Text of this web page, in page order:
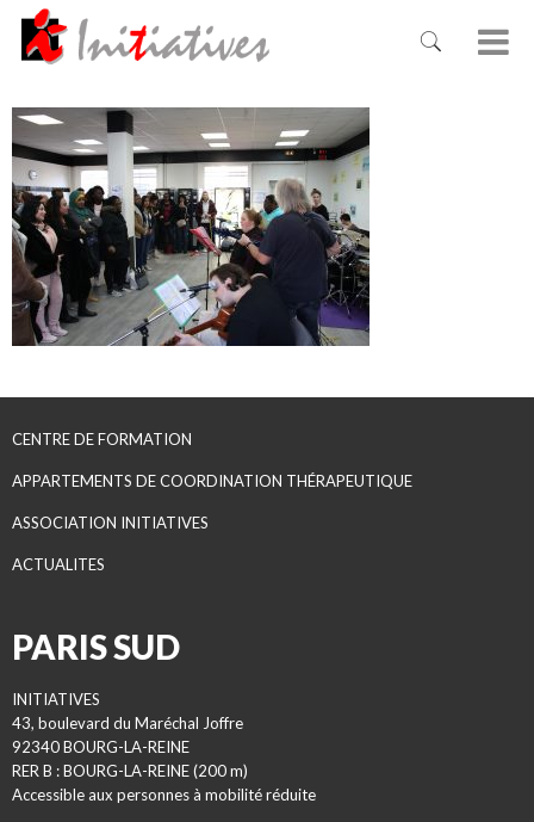
CENTRE DE FORMATION
APPARTEMENTS DE COORDINATION THÉRAPEUTIQUE
ASSOCIATION INITIATIVES
ACTUALITES
PARIS SUD
INITIATIVES
43, boulevard du Maréchal Joffre
92340 BOURG-LA-REINE
RER B : BOURG-LA-REINE (200 m)
Accessible aux personnes à mobilité réduite